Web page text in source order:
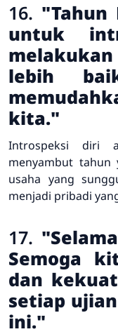
16. "Tahun
untuk
lebih
kita."
Introspeksi diri
menyambut
usaha yang
menjadi pribadi
17.
Semoga
dan
setiap
ini."